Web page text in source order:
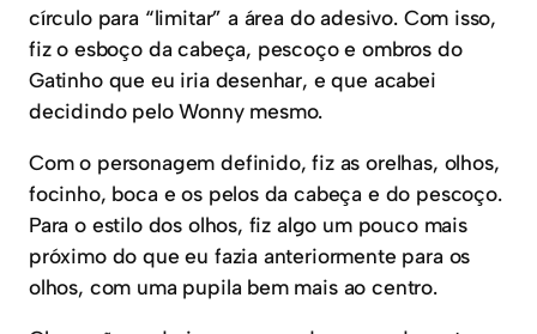
círculo para “limitar” a área do adesivo. Com isso,
fiz o esboço da cabeça, pescoço e ombros do
Gatinho que eu iria desenhar, e que acabei
decidindo pelo Wonny mesmo.
Com o personagem definido, fiz as orelhas, olhos,
focinho, boca e os pelos da cabeça e do pescoço.
Para o estilo dos olhos, fiz algo um pouco mais
próximo do que eu fazia anteriormente para os
olhos, com uma pupila bem mais ao centro.